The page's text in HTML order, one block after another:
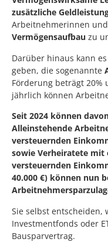
zusätzliche
Arbeitnehmerinnen
Vermögensaufbau zu
Darüber hinaus kann
geben, die sogenannte
Förderung beträgt 20%
jährlich können
Seit 2024 können
Alleinstehende
versteuernden
sowie Verheiratete mit
versteuernden
40.000 €) können nun
Sie selbst entscheiden,
Investmentfonds oder
Bausparvertrag.